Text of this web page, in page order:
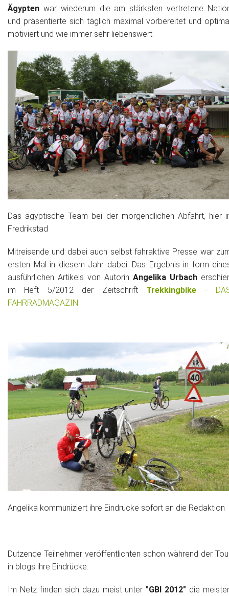
Ägypten war wiederum die am stärksten vertretene
und präsentierte sich täglich maximal vorbereitet und
motiviert und wie immer sehr liebenswert.
Das ägyptische Team bei der morgendlichen Abfahrt, hier
Fredrikstad
Mitreisende und dabei auch selbst fahraktive Presse war
ersten Mal in diesem Jahr dabei. Das Ergebnis in form
ausführlichen Artikels von Autorin Angelika Urbach
im Heft 5/2012 der Zeitschrift Trekkingbike -
FAHRRADMAGAZIN
Angelika kommuniziert ihre Eindrücke sofort an die Redaktion
Dutzende Teilnehmer veröffentlichten schon während der
in blogs ihre Eindrücke.
Im Netz finden sich dazu meist unter "GBI 2012" die